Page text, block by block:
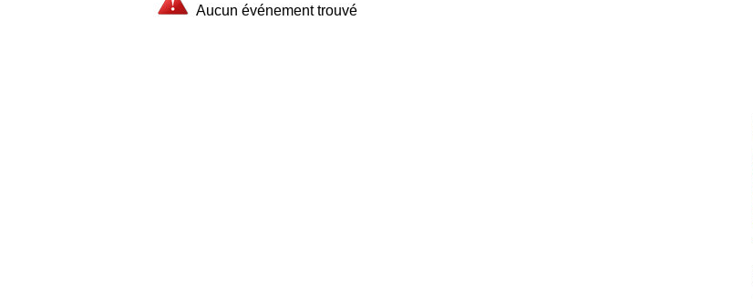
Aucun événement trouvé